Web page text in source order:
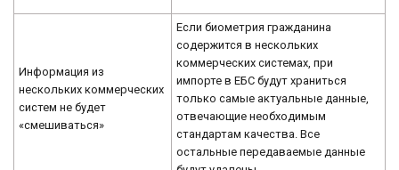
Информация из
нескольких коммерческих
систем не будет
«смешиваться»
Если биометрия гражданина
содержится в нескольких
коммерческих системах, при
импорте в ЕБС будут храниться
только самые актуальные данные,
отвечающие необходимым
стандартам качества. Все
остальные передаваемые данные